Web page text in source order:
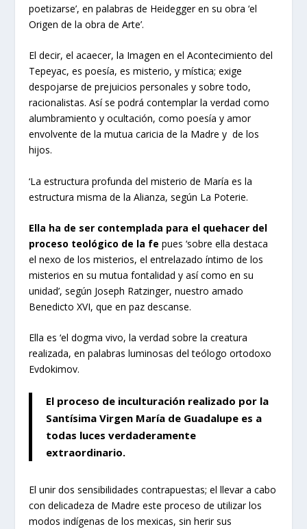
poetizarse’, en palabras de Heidegger en su obra ‘el
Origen de la obra de Arte’.
El decir, el acaecer, la Imagen en el Acontecimiento del
Tepeyac, es poesía, es misterio, y mística; exige
despojarse de prejuicios personales y sobre todo,
racionalistas. Así se podrá contemplar la verdad como
alumbramiento y ocultación, como poesía y amor
envolvente de la mutua caricia de la Madre y de los
hijos.
‘La estructura profunda del misterio de María es la
estructura misma de la Alianza, según La Poterie.
Ella ha de ser contemplada para el quehacer del
proceso teológico de la fe pues ‘sobre ella destaca
el nexo de los misterios, el entrelazado íntimo de los
misterios en su mutua fontalidad y así como en su
unidad’, según Joseph Ratzinger, nuestro amado
Benedicto XVI, que en paz descanse.
Ella es ‘el dogma vivo, la verdad sobre la creatura
realizada, en palabras luminosas del teólogo ortodoxo
Evdokimov.
El proceso de inculturación realizado por la
Santísima Virgen María de Guadalupe es a
todas luces verdaderamente
extraordinario.
El unir dos sensibilidades contrapuestas; el llevar a cabo
con delicadeza de Madre este proceso de utilizar los
modos indígenas de los mexicas, sin herir sus